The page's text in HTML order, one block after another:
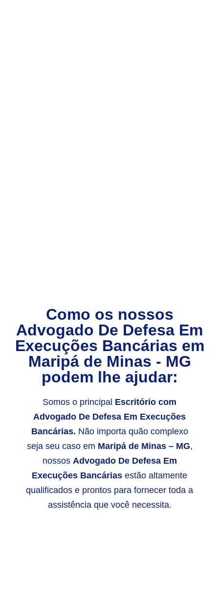
Como os nossos
Advogado De Defesa Em
Execuções Bancárias em
Maripá de Minas - MG
podem lhe ajudar:
Somos o principal Escritório com
Advogado De Defesa Em Execuções
Bancárias. Não importa quão complexo
seja seu caso em Maripá de Minas – MG,
nossos Advogado De Defesa Em
Execuções Bancárias estão altamente
qualificados e prontos para fornecer toda a
assistência que você necessita.